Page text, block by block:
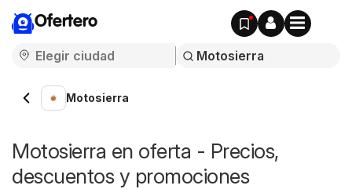
Ofertero
Motosierra
Motosierra en oferta - Precios,
descuentos y promociones